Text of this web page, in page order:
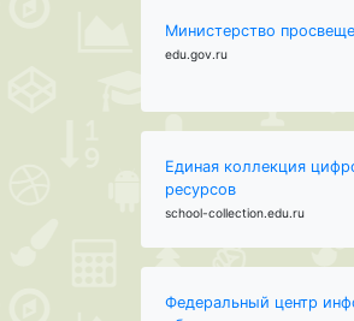
Министерство
edu.gov.ru
Единая коллекция
ресурсов
school-collection.edu.ru
Федеральный центр